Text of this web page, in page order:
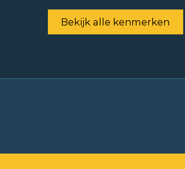
Bekijk alle kenmerken